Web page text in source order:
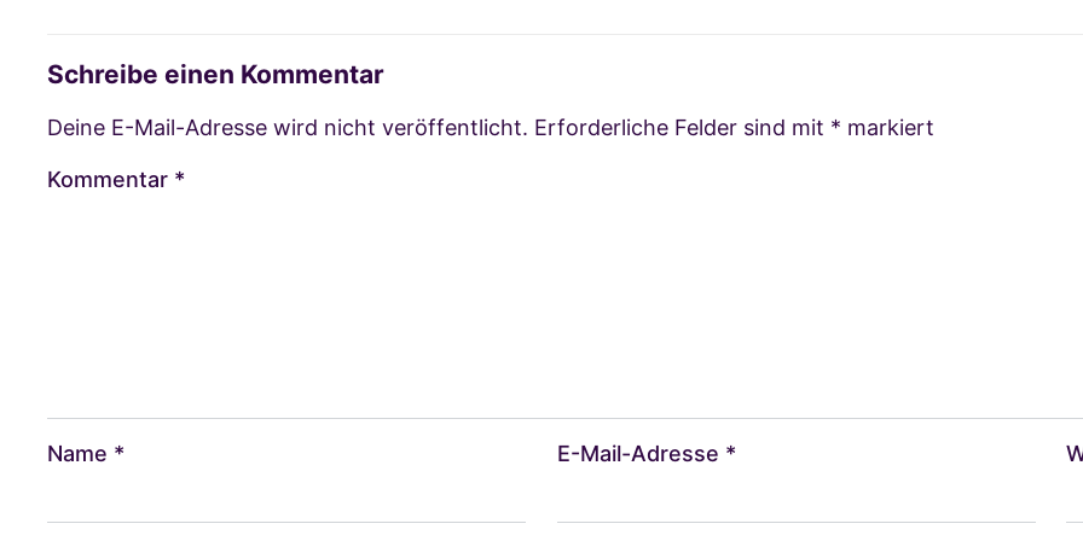
Schreibe einen Kommentar
Deine E-Mail-Adresse wird nicht veröffentlicht. Erforderliche Felder sind mit * markiert
Kommentar *
Name * E-Mail-Adresse *